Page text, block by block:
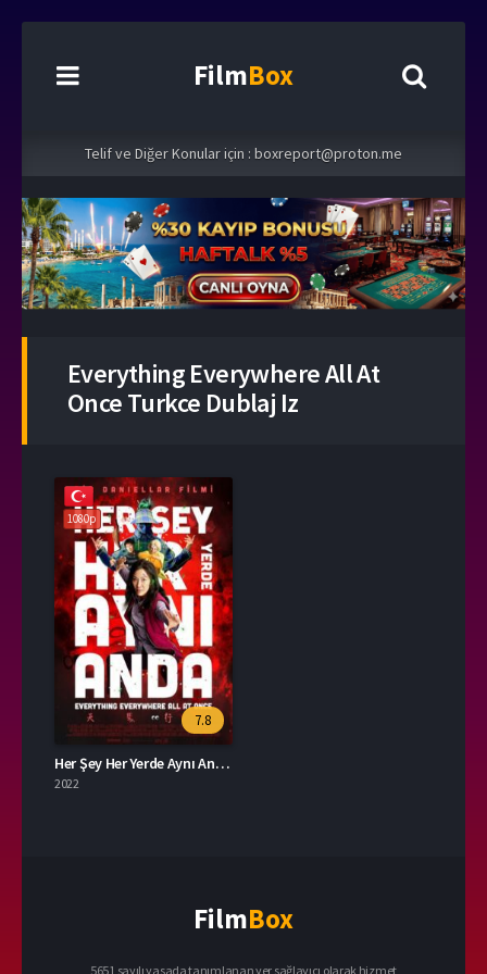
FilmBox
Telif ve Diğer Konular için : boxreport@proton.me
Everything Everywhere All At
Once Turkce Dublaj Iz
1080p
7.8
Her Şey Her Yerde Aynı Anda 2022 – Everything Everywhere All at Once 1080p Turkce Dublaj izle
2022
FilmBox
5651 sayılı yasada tanımlanan yer sağlayıcı olarak hizmet